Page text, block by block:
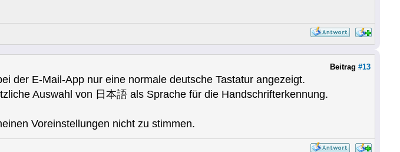
Beitrag #13
der E-Mail-App nur eine normale deutsche Tastatur angezeigt.
Auswahl von 日本語 als Sprache für die Handschrifterkennung.
Voreinstellungen nicht zu stimmen.